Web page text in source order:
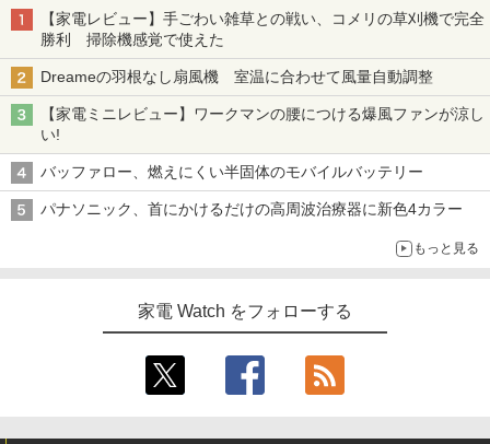
【家電レビュー】手ごわい雑草との戦い、コメリの草刈機で完全
勝利 掃除機感覚で使えた
Dreameの羽根なし扇風機 室温に合わせて風量自動調整
【家電ミニレビュー】ワークマンの腰につける爆風ファンが涼し
い!
バッファロー、燃えにくい半固体のモバイルバッテリー
パナソニック、首にかけるだけの高周波治療器に新色4カラー
もっと見る
家電 Watch をフォローする